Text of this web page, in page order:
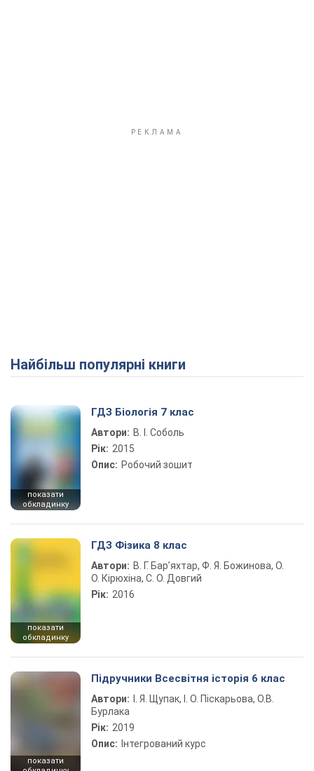
Найбільш популярні книги
показати
обкладинку
ГДЗ Біологія 7 клас
Автори: В. І. Соболь
Рік: 2015
Опис: Робочий зошит
показати
обкладинку
ГДЗ Фізика 8 клас
Автори: В. Г. Бар’яхтар, Ф. Я. Божинова, О.
О. Кірюхіна, С. О. Довгий
Рік: 2016
показати
Підручники Всесвітня історія 6 клас
Автори:
І. Я. Щупак, І. О. Піскарьова, О.В.
Бурлака
Рік: 2019
Опис: Інтегрований курс